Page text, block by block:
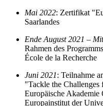
Mai 2022: Zertifikat
Saarlandes
Ende August 2021 –
Rahmen des
École de la Recherche
Juni 2021: Teilnahme
"Tackle the
Europäische Akademie
Europainstitut der